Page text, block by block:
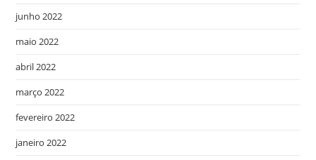
junho 2022
maio 2022
abril 2022
março 2022
fevereiro 2022
janeiro 2022